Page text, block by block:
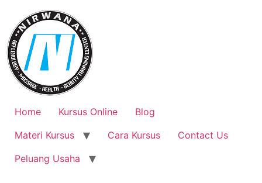
content
Home Kursus Online
Blog
Materi Kursus
Cara Kursus
Contact Us
Peluang Usaha